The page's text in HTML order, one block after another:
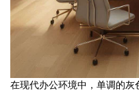
在现代办公环境中，单调的